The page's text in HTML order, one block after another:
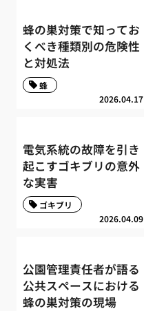
蜂の巣対策で知ってお
くべき種類別の危険性
と対処法
2026.04.17
蜂
電気系統の故障を引き
起こすゴキブリの意外
な実害
2026.04.09
ゴキブリ
公園管理責任者が語る
公共スペースにおける
蜂の巣対策の現場